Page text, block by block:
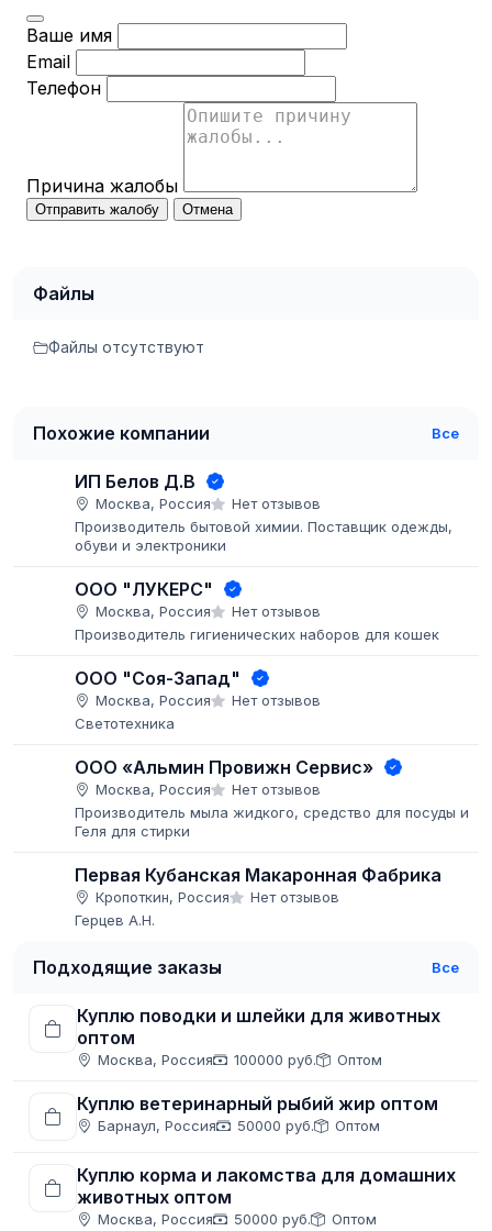
Ваше имя
Email
Телефон
Причина жалобы
Отправить жалобу Отмена
Файлы
Файлы отсутствуют
Похожие компании Все
ИП Белов Д.В
Москва, Россия
Нет отзывов
Производитель бытовой химии. Поставщик одежды,
обуви и электроники
ООО "ЛУКЕРС"
Москва, Россия
Нет отзывов
Производитель гигиенических наборов для кошек
ООО "Соя-Запад"
Москва, Россия
Нет отзывов
Светотехника
ООО «Альмин Провижн Сервис»
Москва, Россия
Нет отзывов
Производитель мыла жидкого, средство для посуды и
Геля для стирки
Первая Кубанская Макаронная Фабрика
Кропоткин, Россия
Нет отзывов
Герцев А.Н.
Подходящие заказы Все
Куплю поводки и шлейки для животных
оптом
Москва, Россия 100000 руб. Оптом
Куплю ветеринарный рыбий жир оптом
Барнаул, Россия 50000 руб. Оптом
Куплю корма и лакомства для домашних
животных оптом
Москва, Россия 50000 руб. Оптом